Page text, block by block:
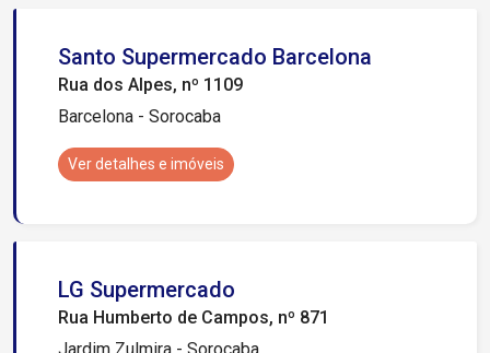
Santo Supermercado Barcelona
Rua dos Alpes, nº 1109
Barcelona - Sorocaba
Ver detalhes e imóveis
LG Supermercado
Rua Humberto de Campos, nº 871
Jardim Zulmira - Sorocaba